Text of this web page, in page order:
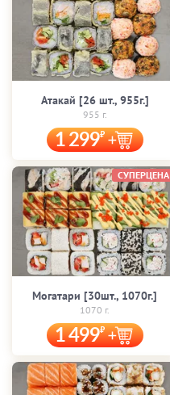
Атакай [26 шт., 955г.]
955 г.
1 299
Могатари [30шт., 1070г.]
1070 г.
1 499
СУПЕРЦЕНА